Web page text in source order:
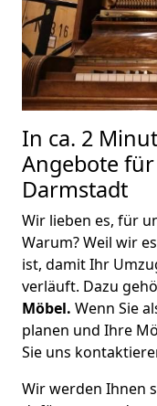
In ca. 2
Angebote
Darmstadt
Wir lieben es, für
Warum? Weil wir
ist, damit Ihr
verläuft. Dazu
Möbel. Wenn Sie
planen und Ihre
Sie uns
Wir werden Ihnen